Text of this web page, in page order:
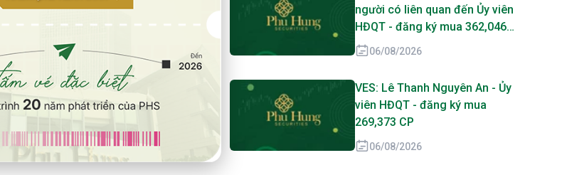
người có liên quan đến Ủy viên
HĐQT - đăng ký mua 362,046
CP
06/08/2026
VES: Lê Thanh Nguyên An - Ủy
viên HĐQT - đăng ký mua
269,373 CP
06/08/2026